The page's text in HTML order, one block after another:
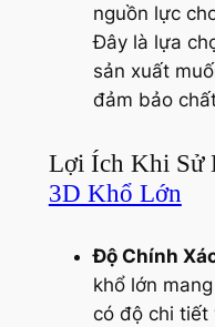
nguồn lực
Đây là lựa
sản xuất
đảm bảo
Lợi Ích Khi Sử
3D Khổ Lớn
Độ Chính
khổ lớn
có độ chi tiết